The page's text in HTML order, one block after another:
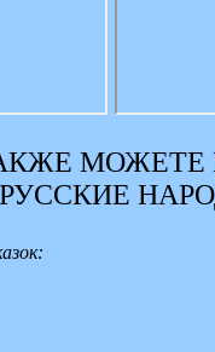
МОЖЕТЕ